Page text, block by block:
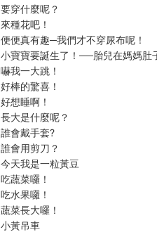
要穿什麼呢？
來種花吧！
便便真有趣─我們才不穿尿布呢！
小寶寶要誕生了！──胎兒在媽媽肚
嚇我一大跳！
好棒的驚喜！
好想睡啊！
長大是什麼呢？
誰會戴手套?
誰會用剪刀？
今天我是一粒黃豆
吃蔬菜囉！
吃水果囉！
蔬菜長大囉！
小黃吊車